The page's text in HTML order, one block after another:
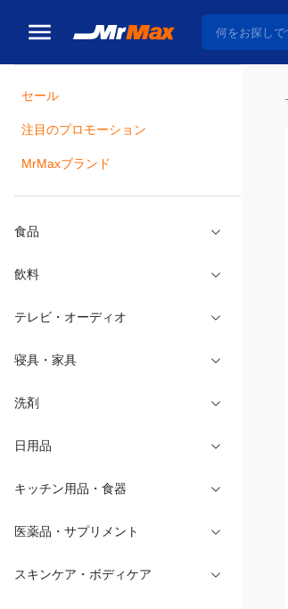
セール
注目のプロモーション
MrMaxブランド
食品
飲料
テレビ・オーディオ
寝具・家具
洗剤
日用品
キッチン用品・食器
医薬品・サプリメント
スキンケア・ボディケア